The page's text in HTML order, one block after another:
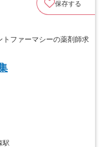
保存する
ファーマシーの薬剤師求
駅